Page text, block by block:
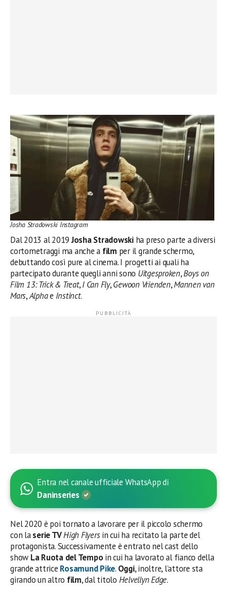
Josha Stradowski Instagram
Dal 2013 al 2019Josha Stradowskiha preso parte a diversi
cortometraggi ma anche a film per il grande schermo,
debuttando così pure al cinema. I progetti ai quali ha
partecipato durante quegli anni sono Uitgesproken,Boys on
Film 13: Trick & Treat,I Can Fly,Gewoon Vrienden,Mannen van
Mars,Alphae Instinct.
Entra nel canale ufficiale WhatsApp di
Daninseries
Nel 2020 è poi tornato a lavorare per il piccolo schermo
con laserie TVHigh Flyersin cui ha recitato la parte del
protagonista. Successivamente è entrato nel cast dello
show La Ruota del Tempo in cui ha lavorato al fianco della
grande attrice Rosamund Pike. Oggi, inoltre, l’attore sta
girando un altro film, dal titolo Helvellyn Edge.